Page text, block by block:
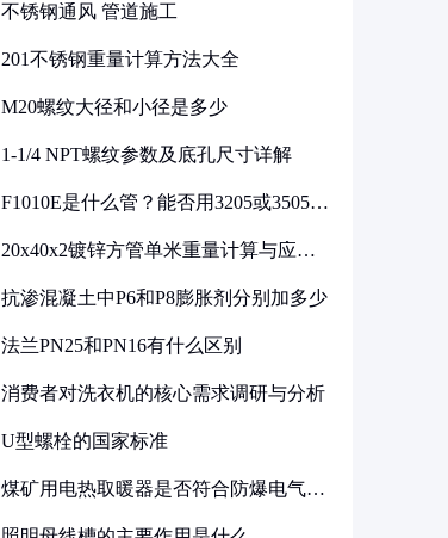
不锈钢通风 管道施工
201不锈钢重量计算方法大全
M20螺纹大径和小径是多少
1-1/4 NPT螺纹参数及底孔尺寸详解
F1010E是什么管？能否用3205或3505代
20x40x2镀锌方管单米重量计算与应用
抗渗混凝土中P6和P8膨胀剂分别加多少
法兰PN25和PN16有什么区别
消费者对洗衣机的核心需求调研与分析
U型螺栓的国家标准
煤矿用电热取暖器是否符合防爆电气设